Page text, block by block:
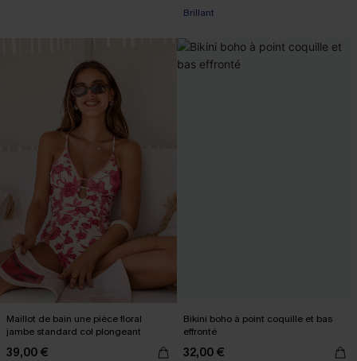
Brillant
Maillot de bain une pièce floral
jambe standard col plongeant
39,00 €
Bikini boho à point coquille et bas
effronté
32,00 €